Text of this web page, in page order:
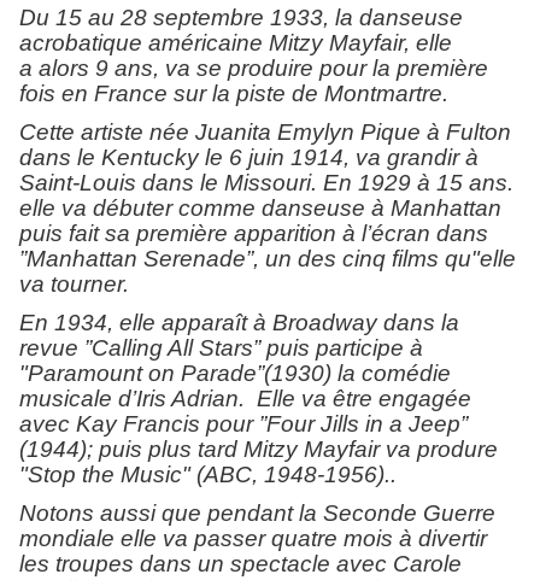
Du 15 au 28 septembre 1933, la danseuse
acrobatique américaine Mitzy Mayfair, elle
a alors 9 ans, va se produire pour la première
fois en France sur la piste de Montmartre.
Cette artiste née Juanita Emylyn Pique à Fulton
dans le Kentucky le 6 juin 1914, va grandir à
Saint-Louis dans le Missouri. En 1929 à 15 ans.
elle va débuter comme danseuse à Manhattan
puis fait sa première apparition à l’écran dans
”Manhattan Serenade”, un des cinq films qu"elle
va tourner.
En 1934, elle apparaît à Broadway dans la
revue ”Calling All Stars” puis participe à
"Paramount on Parade”(1930) la comédie
musicale d’Iris Adrian. Elle va être engagée
avec Kay Francis pour ”Four Jills in a Jeep”
(1944); puis plus tard Mitzy Mayfair va produre
"Stop the Music" (ABC, 1948-1956)..
Notons aussi que pendant la Seconde Guerre
mondiale elle va passer quatre mois à divertir
les troupes dans un spectacle avec Carole